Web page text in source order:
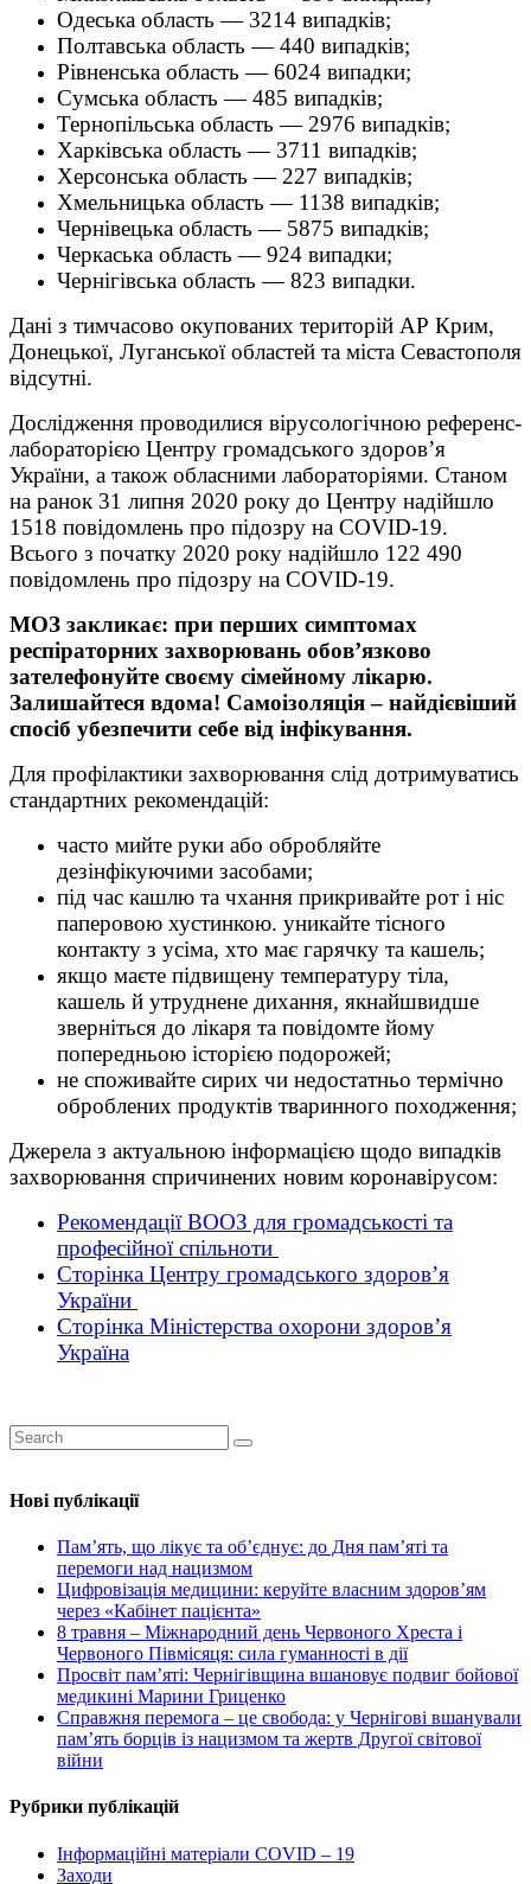
Одеська область — 3214 випадків;
Полтавська область — 440 випадків;
Рівненська область — 6024 випадки;
Сумська область — 485 випадків;
Тернопільська область — 2976 випадків;
Харківська область — 3711 випадків;
Херсонська область — 227 випадків;
Хмельницька область — 1138 випадків;
Чернівецька область — 5875 випадків;
Черкаська область — 924 випадки;
Чернігівська область — 823 випадки.
Дані з тимчасово окупованих територій АР Крим,
Донецької, Луганської областей та міста Севастополя
відсутні.
Дослідження проводилися вірусологічною референс-
лабораторією Центру громадського здоров’я
України, а також обласними лабораторіями. Станом
на ранок 31 липня 2020 року до Центру надійшло
1518 повідомлень про підозру на COVID-19.
Всього з початку 2020 року надійшло 122 490
повідомлень про підозру на COVID-19.
МОЗ закликає: при перших симптомах
респіраторних захворювань обов’язково
зателефонуйте своєму сімейному лікарю.
Залишайтеся вдома! Самоізоляція – найдієвіший
спосіб убезпечити себе від інфікування.
Для профілактики захворювання слід дотримуватись
стандартних рекомендацій:
часто мийте руки або обробляйте
дезінфікуючими засобами;
під час кашлю та чхання прикривайте рот і ніс
паперовою хустинкою. уникайте тісного
контакту з усіма, хто має гарячку та кашель;
якщо маєте підвищену температуру тіла,
кашель й утруднене дихання, якнайшвидше
зверніться до лікаря та повідомте йому
попередньою історією подорожей;
не споживайте сирих чи недостатньо термічно
оброблених продуктів тваринного походження;
Джерела з актуальною інформацією щодо випадків
захворювання спричинених новим коронавірусом:
Рекомендації ВООЗ для громадськості та
професійної спільноти
Сторінка Центру громадського здоров’я
України
Сторінка Міністерства охорони здоров’я
Україна
Нові публікації
Пам’ять, що лікує та об’єднує: до Дня пам’яті та
перемоги над нацизмом
Цифровізація медицини: керуйте власним здоров’ям
через «Кабінет пацієнта»
8 травня – Міжнародний день Червоного Хреста і
Червоного Півмісяця: сила гуманності в дії
Просвіт пам’яті: Чернігівщина вшановує подвиг бойової
медикині Марини Гриценко
Справжня перемога – це свобода: у Чернігові вшанували
пам’ять борців із нацизмом та жертв Другої світової
війни
Рубрики публікацій
Інформаційні матеріали COVID – 19
Заходи